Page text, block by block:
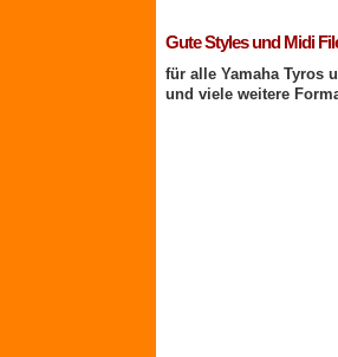
Gute Styles und Midi
für alle Yamaha Tyros
und viele weitere